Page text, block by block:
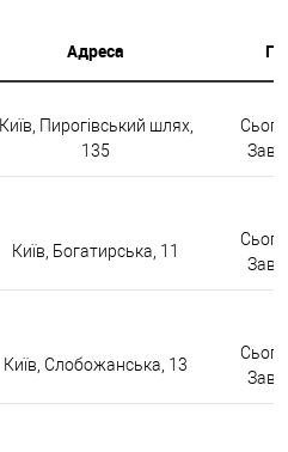
Адреса
Київ, Пирогівський шлях,
135
Київ, Богатирська, 11
Київ, Слобожанська, 13